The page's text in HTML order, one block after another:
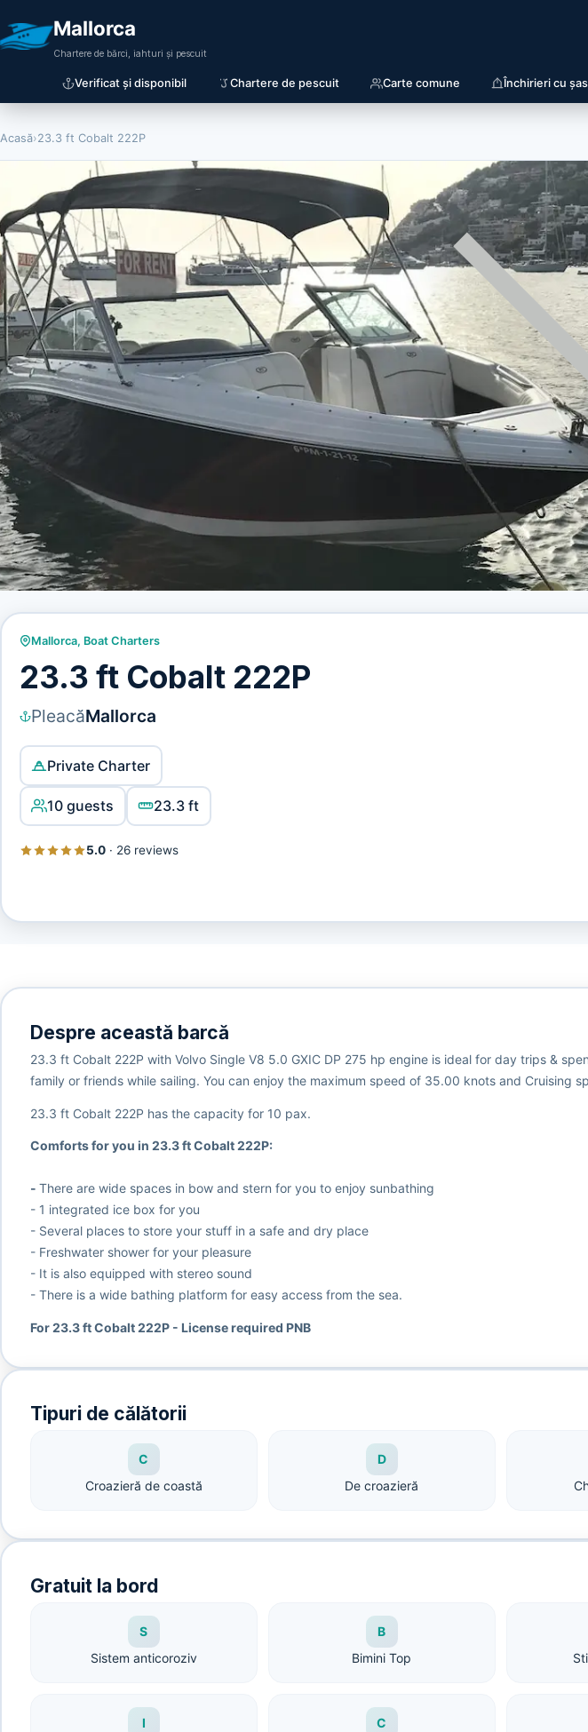
Mallorca
Chartere de bărci, iahturi și pescuit
Verificat și disponibil Chartere de pescuit Carte comune Închirieri cu
Acasă›23.3 ft Cobalt 222P
Mallorca, Boat Charters
23.3 ft Cobalt 222P
PleacăMallorca
Private Charter
10 guests 23.3 ft
5.0· 26 reviews
Despre această barcă
23.3 ft Cobalt 222P with Volvo Single V8 5.0 GXIC DP 275 hp engine is ideal for day trips &
family or friends while sailing. You can enjoy the maximum speed of 35.00 knots and Cruising
23.3 ft Cobalt 222P has the capacity for 10 pax.
Comforts for you in 23.3 ft Cobalt 222P:
- There are wide spaces in bow and stern for you to enjoy sunbathing
- 1 integrated ice box for you
- Several places to store your stuff in a safe and dry place
- Freshwater shower for your pleasure
- It is also equipped with stereo sound
- There is a wide bathing platform for easy access from the sea.
For 23.3 ft Cobalt 222P - License required PNB
Tipuri de călătorii
C
Croazieră de coastă
D
De croazieră
Gratuit la bord
S
Sistem anticoroziv
B
Bimini Top
I
C